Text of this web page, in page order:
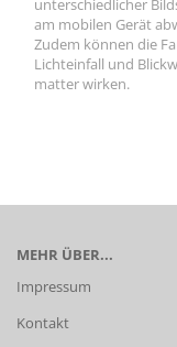
unterschiedlicher
am mobilen Gerät
Zudem können die
Lichteinfall und
matter wirken.
MEHR ÜBER...
Impressum
Kontakt